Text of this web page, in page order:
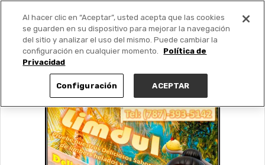
PUBLICA GRATIS +
Al hacer clic en “Aceptar”, usted acepta que las cookies
se guarden en su dispositivo para mejorar la navegación
del sitio y analizar el uso del mismo. Puede cambiar la
configuración en cualquier momento.
Política de
Privacidad
Configuración ACEPTAR